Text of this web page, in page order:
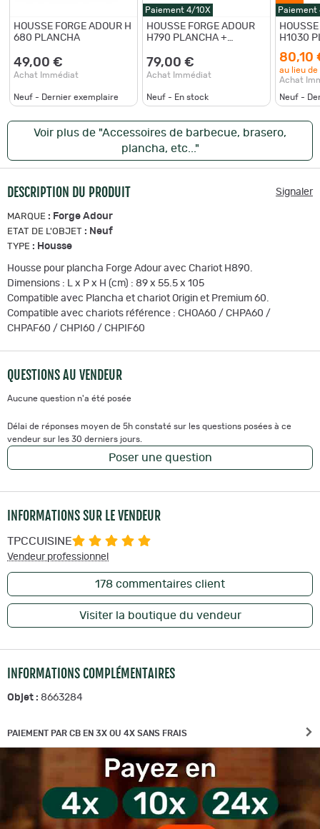
HOUSSE FORGE ADOUR H
680 PLANCHA
49,00 €
Achat Immédiat
Neuf - Dernier exemplaire
Paiement 4/10X
HOUSSE FORGE ADOUR
H790 PLANCHA +
79,00 €
Achat Immédiat
Neuf - En stock
Paiement
H1030
80,10
au lieu de
Achat
Neuf -
Voir plus de "Accessoires de barbecue, brasero,
plancha, etc..."
DESCRIPTION DU PRODUIT Signaler
MARQUE : Forge Adour
ETAT DE L'OBJET : Neuf
TYPE : Housse
Housse pour plancha Forge Adour avec Chariot H890.
Dimensions : L x P x H (cm) : 89 x 55.5 x 105
Compatible avec Plancha et chariot Origin et Premium 60.
Compatible avec chariots référence : CHOA60 / CHPA60 /
CHPAF60 / CHPI60 / CHPIF60
QUESTIONS AU VENDEUR
Aucune question n'a été posée
Délai de réponses moyen de 5h constaté sur les questions posées à ce
vendeur sur les 30 derniers jours.
Poser une question
INFORMATIONS SUR LE VENDEUR
TPCCUISINE
Vendeur professionnel
178 commentaires client
Visiter la boutique du vendeur
INFORMATIONS COMPLÉMENTAIRES
Objet : 8663284
PAIEMENT PAR CB EN 3X OU 4X SANS FRAIS